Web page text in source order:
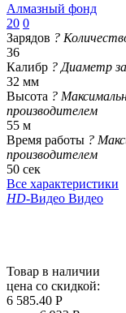
Алмазный фонд
20 0
Зарядов ?
36
Калибр ? Диаметр
32 мм
Высота ?
производителем
55 м
Время работы ?
производителем
50 сек
Все характеристики
HD-Видео Видео
Товар в наличии
цена со скидкой:
6 585.40 Р